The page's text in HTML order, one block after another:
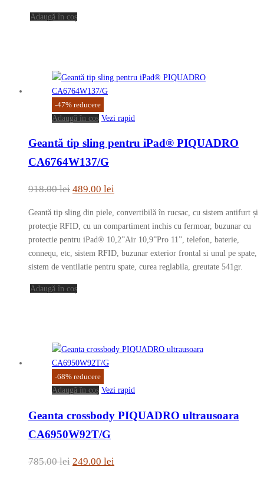
Adaugă în coș
-47% reducere
Adaugă în coș Vezi rapid
Geantă tip sling pentru iPad® PIQUADRO
CA6764W137/G
918.00lei Prețul
a
fost:
918.00 lei.
489.00 lei
este:
489.00 lei.
Geantă tip sling din piele, convertibilă în rucsac, cu sistem antifurt și
protecție RFID, cu un compartiment inchis cu fermoar, buzunar cu
protectie pentru iPad® 10,2”Air 10,9”Pro 11”, telefon, baterie,
connequ, etc, sistem RFID, buzunar exterior frontal si unul pe spate,
sistem de ventilatie pentru spate, curea reglabila, greutate 541gr.
Adaugă în coș
-68% reducere
Adaugă în coș Vezi rapid
Geanta crossbody PIQUADRO ultrausoara
CA6950W92T/G
785.00lei Prețul
249.00 lei